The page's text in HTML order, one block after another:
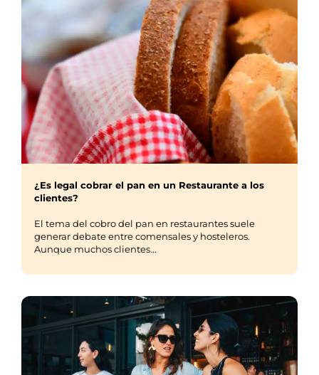
¿Es legal cobrar el pan en un Restaurante a los
clientes?
El tema del cobro del pan en restaurantes suele
generar debate entre comensales y hosteleros.
Aunque muchos clientes...